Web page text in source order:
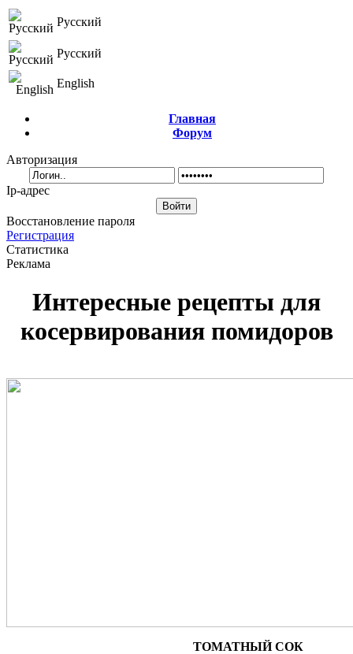
Русский
Русский
English
Главная
Форум
Авторизация
Ip-адрес
Восстановление пароля
Регистрация
Статистика
Реклама
Интересные рецепты для
косервирования помидоров
ТОМАТНЫЙ СОК